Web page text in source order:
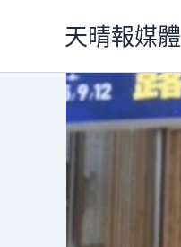
天晴報媒體